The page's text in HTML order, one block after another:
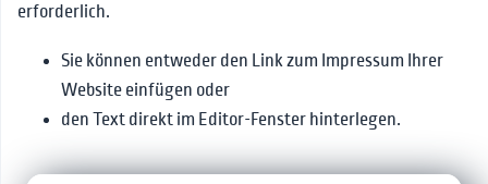
erforderlich.
Sie können entweder den Link zum Impressum Ihrer
Website einfügen oder
den Text direkt im Editor-Fenster hinterlegen.